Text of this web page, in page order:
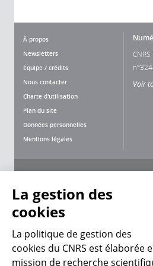
À propos
Newsletters
Équipe / crédits
Nous contacter
Charte d'utilisation
Plan du site
Données personnelles
Mentions légales
n°324
Voir
CNRS Le Mag
La gestion des
cookies
La politique de gestion des
cookies du CNRS est élaborée
mission de recherche